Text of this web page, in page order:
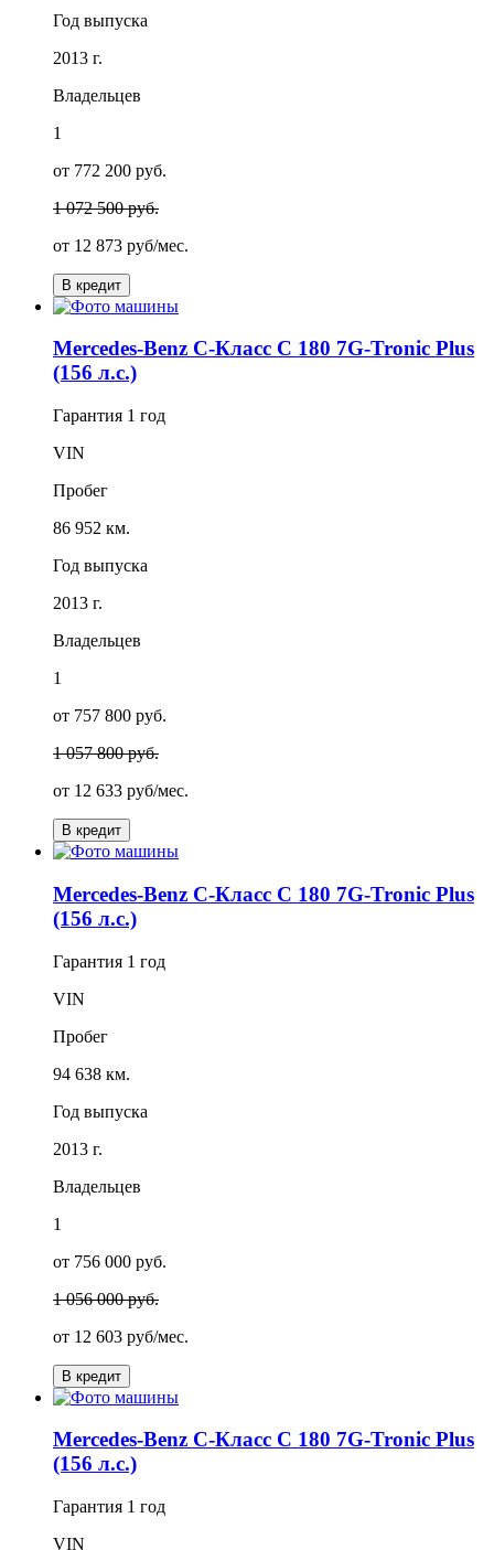
Год выпуска
2013 г.
Владельцев
1
от 772 200 руб.
1 072 500 руб.
от 12 873 руб/мес.
В кредит
Mercedes-Benz C-Класс C 180 7G-Tronic Plus
(156 л.с.)
Гарантия 1 год
VIN
Пробег
86 952 км.
Год выпуска
2013 г.
Владельцев
1
от 757 800 руб.
1 057 800 руб.
от 12 633 руб/мес.
В кредит
Mercedes-Benz C-Класс C 180 7G-Tronic Plus
(156 л.с.)
Гарантия 1 год
VIN
Пробег
94 638 км.
Год выпуска
2013 г.
Владельцев
1
от 756 000 руб.
1 056 000 руб.
от 12 603 руб/мес.
В кредит
Mercedes-Benz C-Класс C 180 7G-Tronic Plus
(156 л.с.)
Гарантия 1 год
VIN